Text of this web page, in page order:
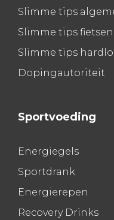
Slimme tips
Slimme tips fietsen
Slimme tips
Dopingautoriteit
Sportvoeding
Energiegels
Sportdrank
Energierepen
Recovery Drinks